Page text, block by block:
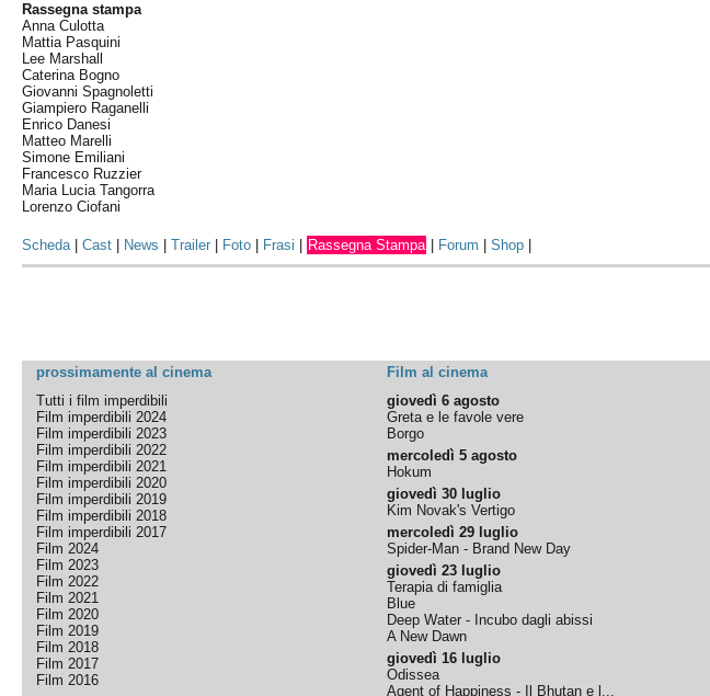
Rassegna stampa
Anna Culotta
Mattia Pasquini
Lee Marshall
Caterina Bogno
Giovanni Spagnoletti
Giampiero Raganelli
Enrico Danesi
Matteo Marelli
Simone Emiliani
Francesco Ruzzier
Maria Lucia Tangorra
Lorenzo Ciofani
Scheda|Cast News |Trailer Foto Frasi Rassegna Stampa Forum |Shop
prossimamente al cinema Film al cinema
Tutti i film imperdibili
Film imperdibili 2024
Film imperdibili 2023
Film imperdibili 2022
Film imperdibili 2021
Film imperdibili 2020
Film imperdibili 2019
Film imperdibili 2018
Film imperdibili 2017
Film 2024
Film 2023
Film 2022
Film 2021
Film 2020
Film 2019
Film 2018
Film 2017
Film 2016
giovedì 6 agosto
Greta e le favole vere
Borgo
mercoledì 5 agosto
Hokum
giovedì 30 luglio
Kim Novak's Vertigo
mercoledì 29 luglio
Spider-Man - Brand New Day
giovedì 23 luglio
Terapia di famiglia
Blue
Deep Water - Incubo dagli abissi
A New Dawn
giovedì 16 luglio
Odissea
Agent of Happiness - Il Bhutan e l...